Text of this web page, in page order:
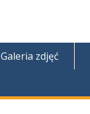
Galeria zdjęć